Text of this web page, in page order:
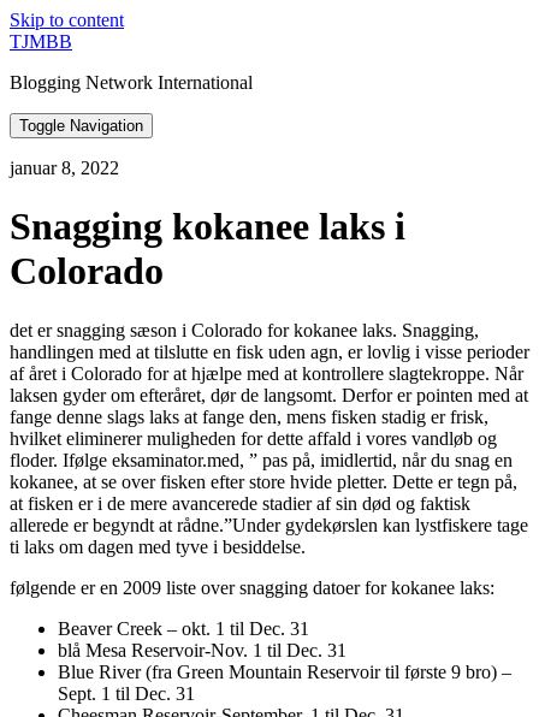
Skip to content
TJMBB
Blogging Network International
Toggle Navigation
januar 8, 2022
Snagging kokanee laks i
Colorado
det er snagging sæson i Colorado for kokanee laks. Snagging,
handlingen med at tilslutte en fisk uden agn, er lovlig i visse perioder
af året i Colorado for at hjælpe med at kontrollere slagtekroppe. Når
laksen gyder om efteråret, dør de langsomt. Derfor er pointen med at
fange denne slags laks at fange den, mens fisken stadig er frisk,
hvilket eliminerer muligheden for dette affald i vores vandløb og
floder. Ifølge eksaminator.med, ” pas på, imidlertid, når du snag en
kokanee, at se over fisken efter store hvide pletter. Dette er tegn på,
at fisken er i de mere avancerede stadier af sin død og faktisk
allerede er begyndt at rådne.”Under gydekørslen kan lystfiskere tage
ti laks om dagen med tyve i besiddelse.
følgende er en 2009 liste over snagging datoer for kokanee laks:
Beaver Creek – okt. 1 til Dec. 31
blå Mesa Reservoir-Nov. 1 til Dec. 31
Blue River (fra Green Mountain Reservoir til første 9 bro) –
Sept. 1 til Dec. 31